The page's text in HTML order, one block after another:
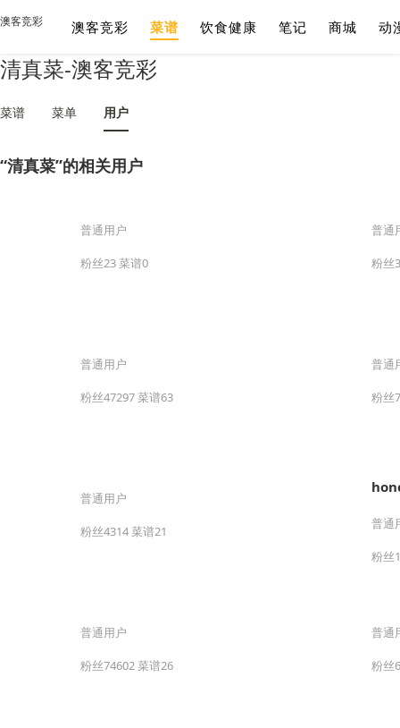
清真菜-澳客竞彩
澳客竞彩 澳客竞彩 菜谱 饮食健康 笔记 商城 动
菜谱 菜单 用户
“清真菜”的相关用户
普通用户
粉丝23 菜谱0
普通
粉丝
普通用户
粉丝47297 菜谱63
普通
粉丝
普通用户
粉丝4314 菜谱21 普通
粉丝
普通用户
粉丝74602 菜谱26
普通
粉丝